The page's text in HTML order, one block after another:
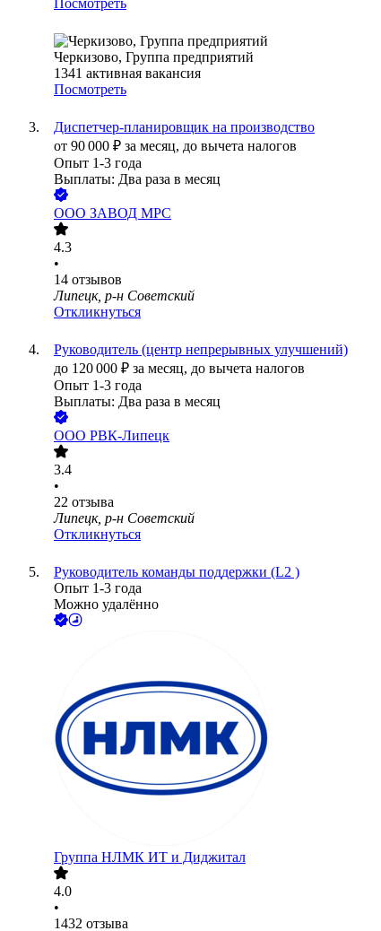
Посмотреть
Черкизово, Группа предприятий
1341 активная вакансия
Посмотреть
Диспетчер-планировщик на производство
от 90 000 ₽ за месяц, до вычета налогов
Опыт 1-3 года
Выплаты: Два раза в месяц
ООО ЗАВОД МРС
4.3
•
14 отзывов
Липецк, р-н Советский
Откликнуться
Руководитель (центр непрерывных улучшений)
до 120 000 ₽ за месяц, до вычета налогов
Опыт 1-3 года
Выплаты: Два раза в месяц
ООО РВК-Липецк
3.4
•
22 отзыва
Липецк, р-н Советский
Откликнуться
Руководитель команды поддержки (L2 )
Опыт 1-3 года
Можно удалённо
Группа НЛМК ИТ и Диджитал
4.0
•
1432 отзыва